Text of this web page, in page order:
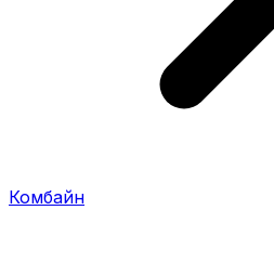
Комбайн